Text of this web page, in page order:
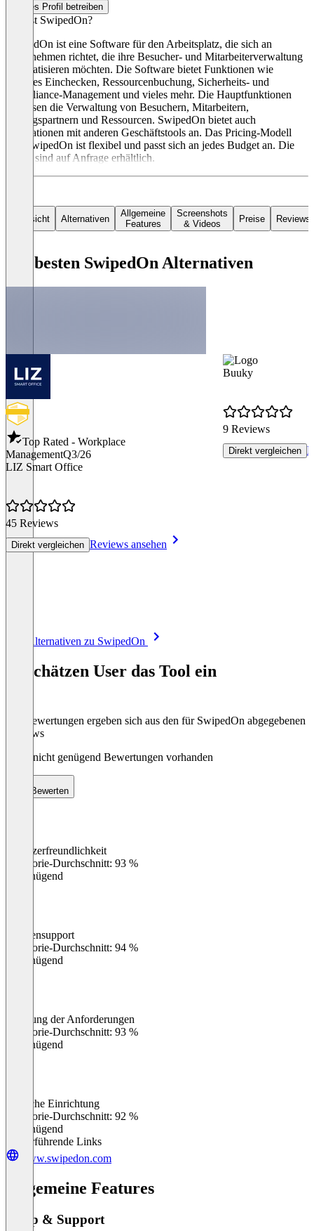
Dieses Profil betreiben
Was ist SwipedOn?
SwipedOn ist eine Software für den Arbeitsplatz, die sich an
Unternehmen richtet, die ihre Besucher- und Mitarbeiterverwaltung
automatisieren möchten. Die Software bietet Funktionen wie
digitales Einchecken, Ressourcenbuchung, Sicherheits- und
Compliance-Management und vieles mehr. Die Hauptfunktionen
umfassen die Verwaltung von Besuchern, Mitarbeitern,
Vertragspartnern und Ressourcen. SwipedOn bietet auch
Integrationen mit anderen Geschäftstools an. Das Pricing-Modell
von SwipedOn ist flexibel und passt sich an jedes Budget an. Die
Preise sind auf Anfrage erhältlich.
Übersicht Alternativen
Allgemeine
Features
Screenshots
& Videos
Preise Reviews
Die besten SwipedOn Alternativen
Top Rated - Workplace
ManagementQ3/26
LIZ Smart Office
45 Reviews
Direkt vergleichen Reviews ansehen
Buuky
9 Reviews
Direkt vergleichen
Alle Alternativen zu SwipedOn
So schätzen User das Tool ein
Die Bewertungen ergeben sich aus den für SwipedOn abgegebenen
Reviews
Noch nicht genügend Bewertungen vorhanden
Bewerten
Benutzerfreundlichkeit
Kategorie-Durchschnitt: 93 %
Ungenügend
Kundensupport
Kategorie-Durchschnitt: 94 %
Ungenügend
Erfüllung der Anforderungen
Kategorie-Durchschnitt: 93 %
Ungenügend
Einfache Einrichtung
Kategorie-Durchschnitt: 92 %
Ungenügend
Weiterführende Links
www.swipedon.com
Allgemeine Features
Setup & Support